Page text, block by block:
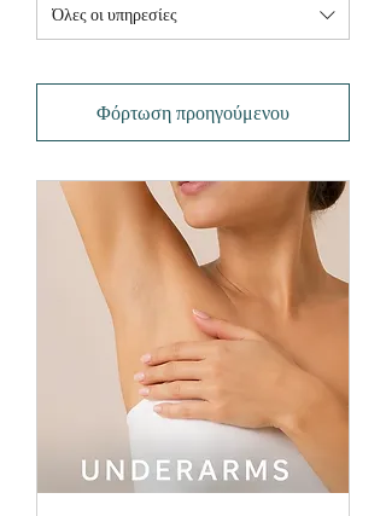
Όλες οι υπηρεσίες
Φόρτωση προηγούμενου